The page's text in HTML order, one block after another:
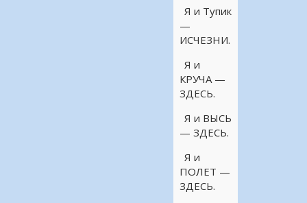
Я и Тупик
—
ИСЧЕЗНИ.
Я и
КРУЧА —
ЗДЕСЬ.
Я и ВЫСЬ
— ЗДЕСЬ.
Я и
ПОЛЕТ —
ЗДЕСЬ.